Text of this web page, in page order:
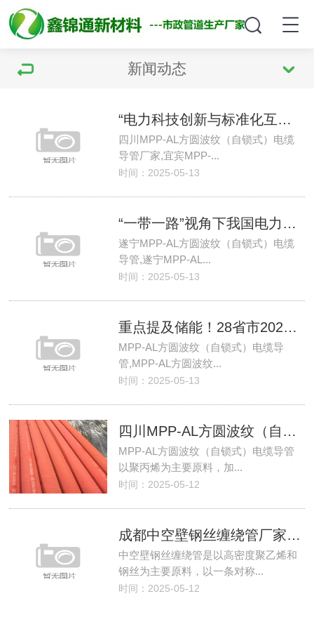
新闻动态
“电力科技创新与标准化互动发展”平行论坛成功举办
四川MPP-AL方圆波纹（自锁式）电缆
导管厂家,宜宾MPP-...
时间：2025-05-13
“一带一路”视角下我国电力国际合作前景及路径
遂宁MPP-AL方圆波纹（自锁式）电缆
导管,遂宁MPP-AL...
时间：2025-05-13
重点提及储能！28省市2025年政府工作报告盘点！
MPP-AL方圆波纹（自锁式）电缆导
管,MPP-AL方圆波纹...
时间：2025-05-13
四川MPP-AL方圆波纹（自锁式）电缆导管厂家,宜宾MPP-AL方圆波纹（自锁式）电缆导管厂家,泸州MPP-AL方圆波纹（自锁式）电缆导管厂家
MPP-AL方圆波纹（自锁式）电缆导管
以聚丙烯为主要原料，加...
时间：2025-05-12
成都中空壁钢丝缠绕管厂家,遂宁中空壁钢丝缠绕管生产厂,德阳中空壁钢丝缠绕管厂家
中空壁钢丝缠绕管是以高密度聚乙烯和
钢丝为主要原料，以一条对称...
时间：2025-05-12